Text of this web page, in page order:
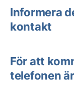
Informera
kontakt
För att
telefonen